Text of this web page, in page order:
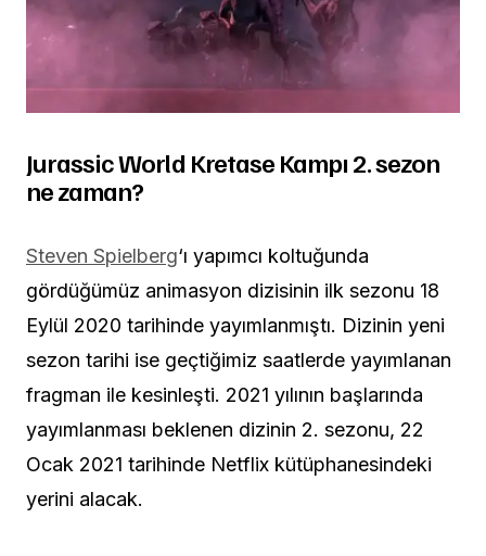
Jurassic World Kretase Kampı 2. sezon
ne zaman?
Steven Spielberg‘ı yapımcı koltuğunda
gördüğümüz animasyon dizisinin ilk sezonu 18
Eylül 2020 tarihinde yayımlanmıştı. Dizinin yeni
sezon tarihi ise geçtiğimiz saatlerde yayımlanan
fragman ile kesinleşti. 2021 yılının başlarında
yayımlanması beklenen dizinin 2. sezonu, 22
Ocak 2021 tarihinde Netflix kütüphanesindeki
yerini alacak.